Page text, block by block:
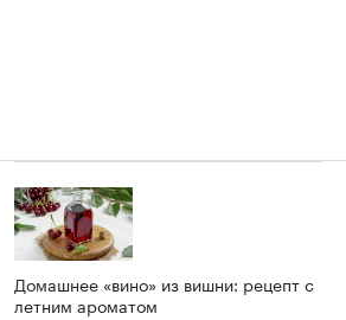
Домашнее «вино» из вишни: рецепт с
летним ароматом